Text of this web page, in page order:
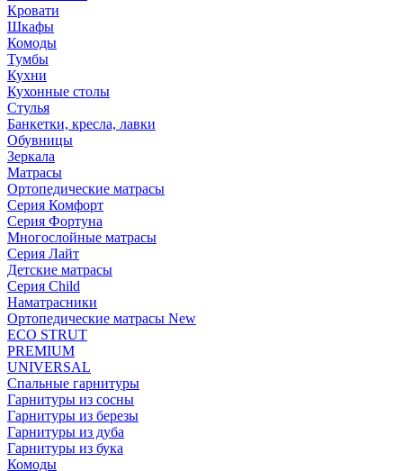
Кровати
Шкафы
Комоды
Тумбы
Кухни
Кухонные столы
Стулья
Банкетки, кресла, лавки
Обувницы
Зеркала
Матрасы
Ортопедические матрасы
Серия Комфорт
Серия Фортуна
Многослойные матрасы
Серия Лайт
Детские матрасы
Серия Child
Наматрасники
Ортопедические матрасы New
ECO STRUT
PREMIUM
UNIVERSAL
Спальные гарнитуры
Гарнитуры из сосны
Гарнитуры из березы
Гарнитуры из дуба
Гарнитуры из бука
Комоды